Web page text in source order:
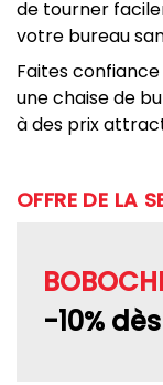
de tourner
votre bureau
Faites
une chaise de
à des prix
OFFRE DE LA
-10%